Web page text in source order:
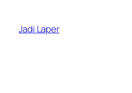
content
Jadi Laper